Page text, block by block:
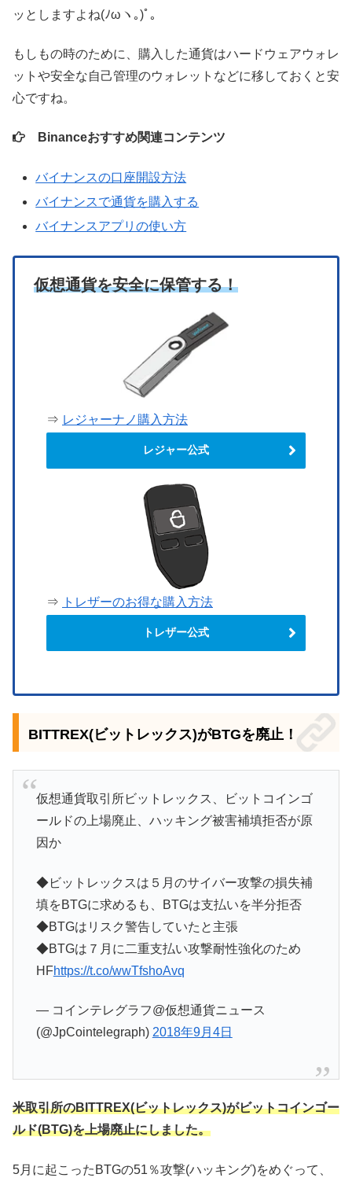
ッとしますよね(ﾉωヽ｡)ﾟ｡
もしもの時のために、購入した通貨はハードウェアウォレ
ットや安全な自己管理のウォレットなどに移しておくと安
心ですね。
Binanceおすすめ関連コンテンツ
バイナンスの口座開設方法
バイナンスで通貨を購入する
バイナンスアプリの使い方
仮想通貨を安全に保管する！
⇒ レジャーナノ購入方法
レジャー公式
⇒ トレザーのお得な購入方法
トレザー公式
BITTREX(ビットレックス)がBTGを廃止！
仮想通貨取引所ビットレックス、ビットコインゴ
ールドの上場廃止、ハッキング被害補填拒否が原
因か
◆ビットレックスは５月のサイバー攻撃の損失補
填をBTGに求めるも、BTGは支払いを半分拒否
◆BTGはリスク警告していたと主張
◆BTGは７月に二重支払い攻撃耐性強化のため
HFhttps://t.co/wwTfshoAvq
— コインテレグラフ@仮想通貨ニュース
(@JpCointelegraph) 2018年9月4日
米取引所のBITTREX(ビットレックス)がビットコインゴー
ルド(BTG)を上場廃止にしました。
5月に起こったBTGの51％攻撃(ハッキング)をめぐって、